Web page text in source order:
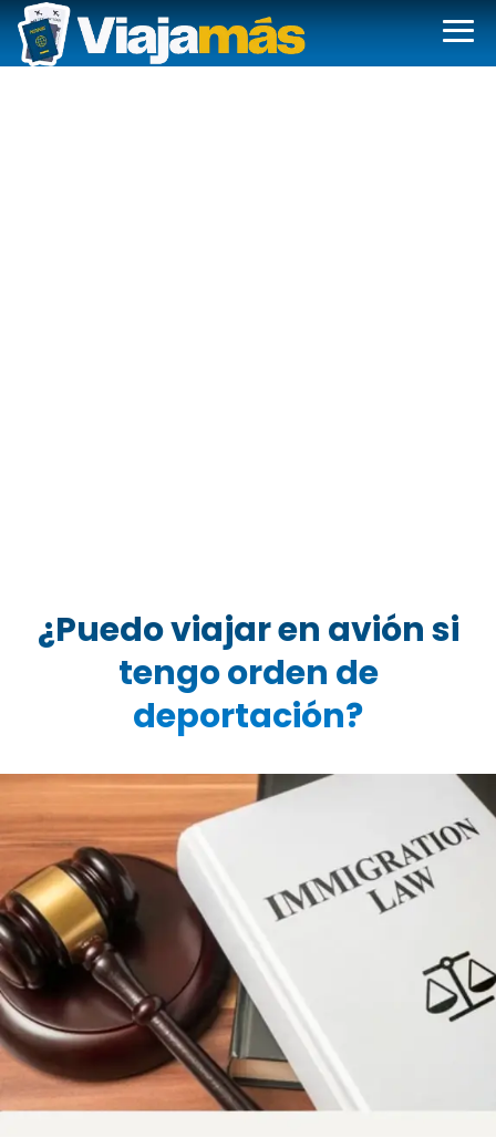
¿Puedo viajar en avión si
tengo orden de
deportación?